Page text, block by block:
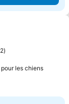
favoris
les chiens